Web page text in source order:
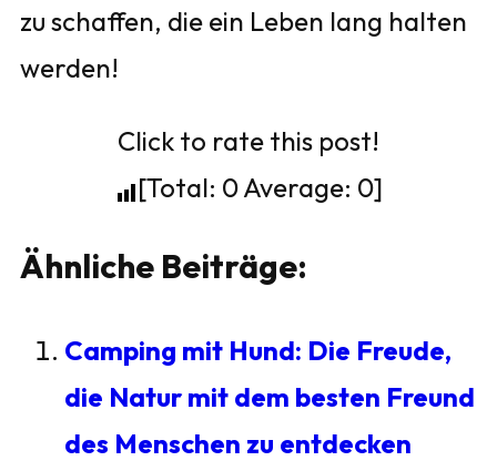
zu schaffen, die ein Leben lang halten
werden!
Click to rate this post!
[Total: 0Average: 0]
Ähnliche Beiträge:
Camping mit Hund: Die Freude,
die Natur mit dem besten Freund
des Menschen zu entdecken